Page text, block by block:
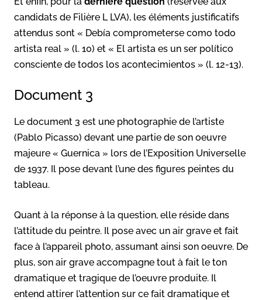
candidats de Filière L LVA), les éléments justificatifs
attendus sont « Debía comprometerse como todo
artista real » (l. 10) et « El artista es un ser político
consciente de todos los acontecimientos » (l. 12-13).
Document 3
Le document 3 est une photographie de l’artiste
(Pablo Picasso) devant une partie de son oeuvre
majeure « Guernica » lors de l’Exposition Universelle
de 1937. Il pose devant l’une des figures peintes du
tableau.
Quant à la réponse à la question, elle réside dans
l’attitude du peintre. Il pose avec un air grave et fait
face à l’appareil photo, assumant ainsi son oeuvre. De
plus, son air grave accompagne tout à fait le ton
dramatique et tragique de l’oeuvre produite. Il
entend attirer l’attention sur ce fait dramatique et